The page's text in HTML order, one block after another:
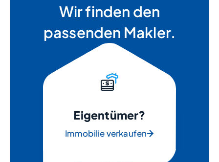
Wir finden den
passenden Makler.
Eigentümer?
Immobilie verkaufen